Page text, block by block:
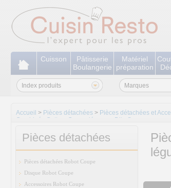
Cuisson
Pâtisserie
Boulangerie
Matériel
préparation
Marques
Index produits
Accueil > Pièces détachées > Pièces détachées et
Combinés Cutters Coupe-légumes Dito Sama
Pièces détachées
Pièces détachées Robot Coupe
Disque Robot Coupe
Accessoires Robot Coupe